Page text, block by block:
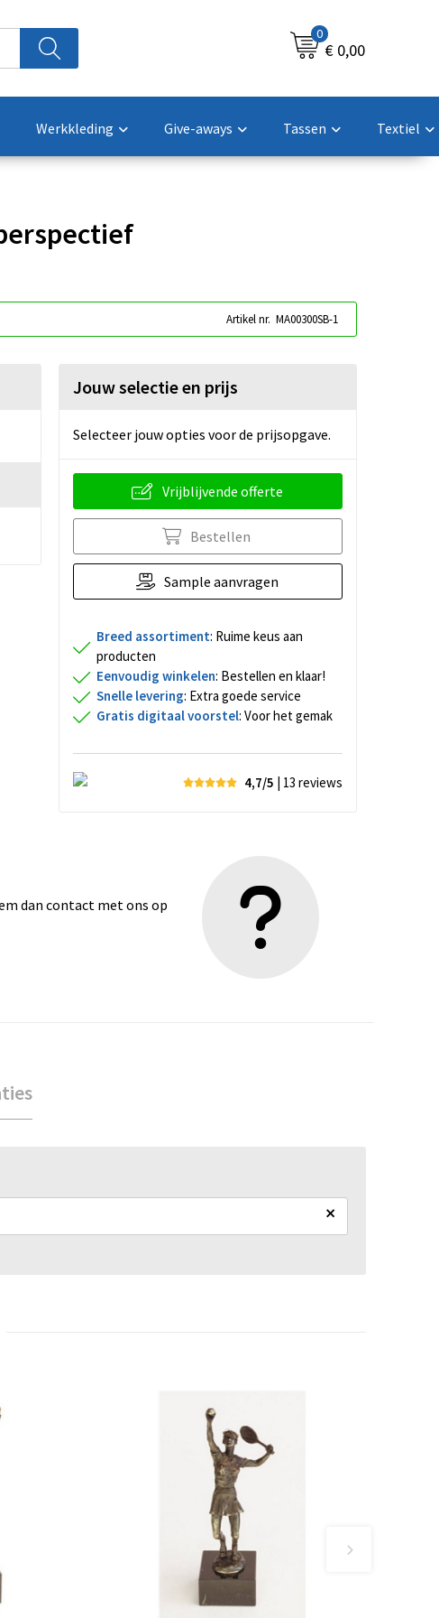
0
€ 0,00
Werkkleding Give-aways Tassen Textiel
Artikel nr. MA00300SB-1
Jouw selectie en prijs
Selecteer jouw opties voor de prijsopgave.
Vrijblijvende offerte
Bestellen
Sample aanvragen
Breed assortiment: Ruime keus aan
producten
Eenvoudig winkelen: Bestellen en klaar!
Snelle levering: Extra goede service
Gratis digitaal voorstel: Voor het gemak
4,7/5 | 13 reviews
dan contact met ons op
×